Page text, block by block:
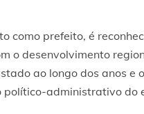
como prefeito, é
o desenvolvimento
ao longo dos anos e
político-administrativo do